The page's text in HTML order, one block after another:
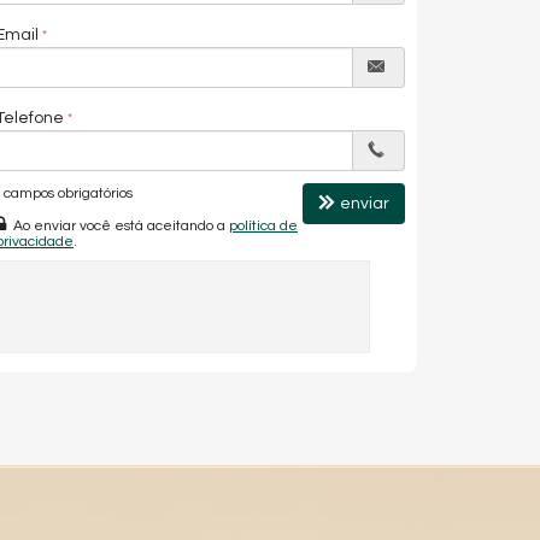
campos obrigatórios
Ao enviar você está aceitando a política de
enviar